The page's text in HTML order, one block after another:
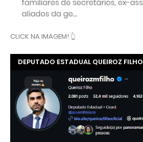
CLICK NA IMAGEM! 👆
DEPUTADO ESTADUAL QUEIROZ FILHO